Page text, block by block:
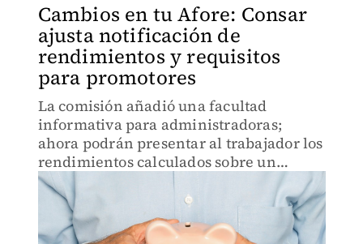
Cambios en tu Afore: Consar
ajusta notificación de
rendimientos y requisitos
para promotores
La comisión añadió una facultad
informativa para administradoras;
ahora podrán presentar al trabajador los
rendimientos calculados sobre un
horizonte de 36 meses.